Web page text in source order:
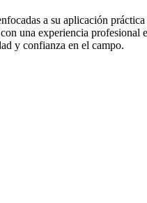
a su aplicación
una experiencia
y confianza en el campo.